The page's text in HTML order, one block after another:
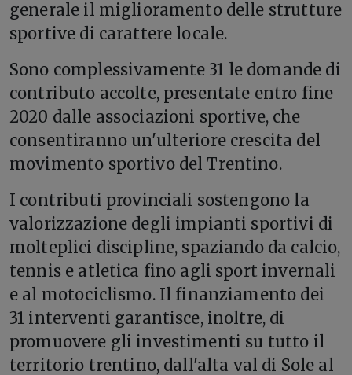
generale il miglioramento delle strutture
sportive di carattere locale.
Sono complessivamente 31 le domande di
contributo accolte, presentate entro fine
2020 dalle associazioni sportive, che
consentiranno un'ulteriore crescita del
movimento sportivo del Trentino.
I contributi provinciali sostengono la
valorizzazione degli impianti sportivi di
molteplici discipline, spaziando da calcio,
tennis e atletica fino agli sport invernali
e al motociclismo. Il finanziamento dei
31 interventi garantisce, inoltre, di
promuovere gli investimenti su tutto il
territorio trentino, dall'alta val di Sole al